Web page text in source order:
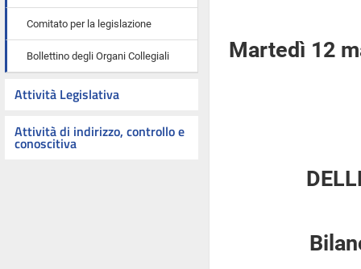
Comitato per la legislazione
Bollettino degli Organi Collegiali
Attività Legislativa
Attività di indirizzo, controllo e
conoscitiva
Martedì 12